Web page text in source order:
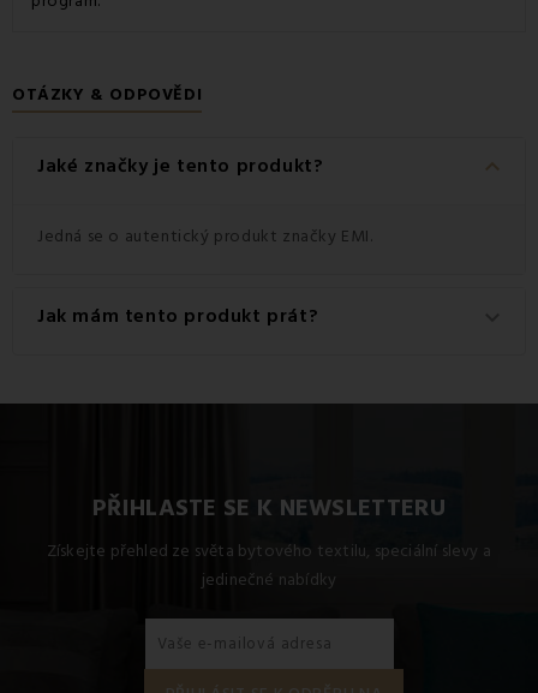
OTÁZKY & ODPOVĚDI
Jaké značky je tento produkt? keyboard_arrow_down
Jedná se o autentický produkt značky EMI.
Jak mám tento produkt prát?
PŘIHLASTE SE K NEWSLETTERU
Získejte přehled ze světa bytového textilu, speciální slevy a
jedinečné nabídky